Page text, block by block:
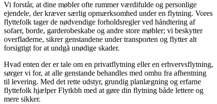
Vi forstår, at dine møbler ofte rummer værdifulde og personlige
ejendele, der kræver særlig opmærksomhed under en flytning. Vores
flyttefolk tager de nødvendige forholdsregler ved håndtering af
sofaer, borde, garderobeskabe og andre store møbler; vi beskytter
overfladerne, sikrer genstandene under transporten og flytter alt
forsigtigt for at undgå unødige skader.
Hvad enten der er tale om en privatflytning eller en erhvervsflytning,
sørger vi for, at alle genstande behandles med omhu fra afhentning
til levering. Med det rette udstyr, grundig planlægning og erfarne
flyttefolk hjælper Flytkbh med at gøre din flytning både lettere og
mere sikker.